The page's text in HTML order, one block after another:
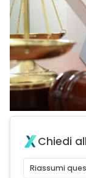
Chiedi
Riassumi